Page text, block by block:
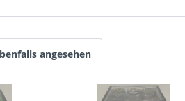
angesehen